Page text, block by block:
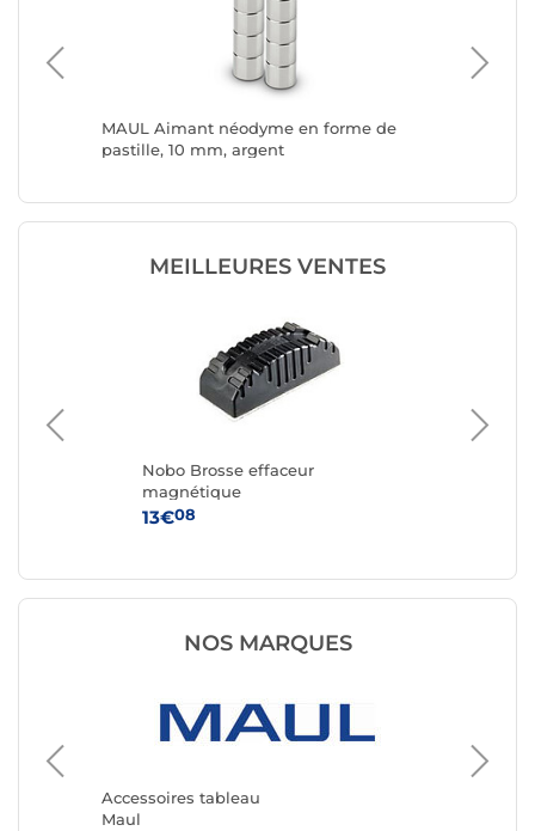
MAUL Aimant néodyme en forme de
pastille, 10 mm, argent
MEILLEURES VENTES
Nobo Brosse effaceur
magnétique
13€08
NOS MARQUES
Accessoires tableau
Maul
Edding